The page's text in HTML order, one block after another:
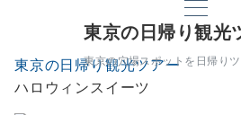
東京の日帰り観光
東京の穴場スポットを日帰り
東京の日帰り観光ツアー
ハロウィンスイーツ